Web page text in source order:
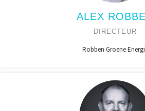
ALEX
DIRECTEUR
Robben Groene